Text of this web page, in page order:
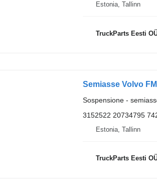
Estonia, Tallinn
TruckParts Eesti
Sospensione -
3152522 20734795
Estonia, Tallinn
TruckParts Eesti